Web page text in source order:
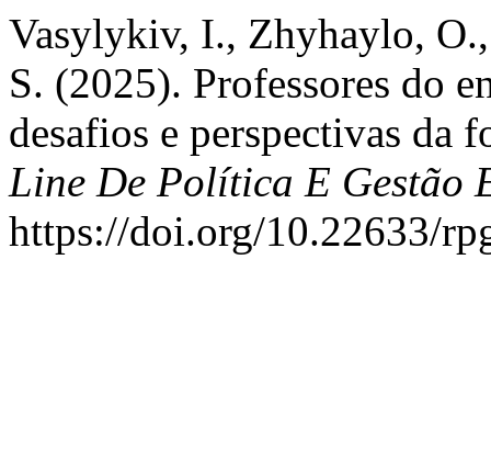
Vasylykiv, I., Zhyhaylo,
S. (2025). Professores do
desafios e perspectivas da
Line De Política E Gestão
https://doi.org/10.22633/